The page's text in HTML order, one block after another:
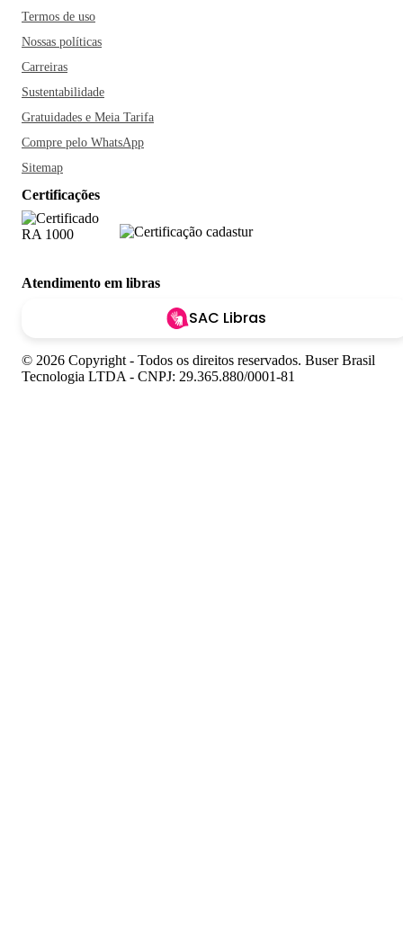
Termos de uso
Nossas políticas
Carreiras
Sustentabilidade
Gratuidades e Meia Tarifa
Compre pelo WhatsApp
Sitemap
Certificações
Atendimento em libras
SAC Libras
© 2026 Copyright - Todos os direitos reservados. Buser Brasil
Tecnologia LTDA - CNPJ: 29.365.880/0001-81